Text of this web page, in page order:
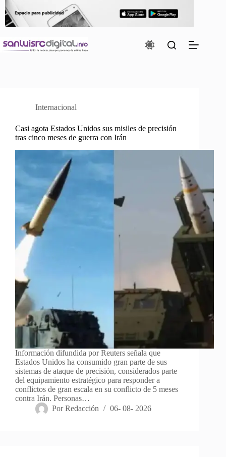
contenido
Internacional
Casi agota Estados Unidos sus misiles de precisión
tras cinco meses de guerra con Irán
Información difundida por Reuters señala que
Estados Unidos ha consumido gran parte de sus
sistemas de ataque de precisión, considerados parte
del equipamiento estratégico para responder a
conflictos de gran escala en su conflicto de 5 meses
contra Irán. Personas…
Por Redacción 06- 08- 2026